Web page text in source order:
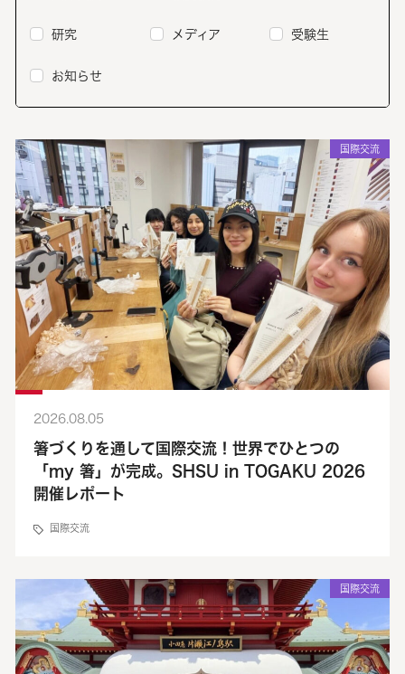
研究 メディア 受験生
お知らせ
国際交流
2026.08.05
箸づくりを通して国際交流！世界でひとつの
「my 箸」が完成。SHSU in TOGAKU 2026
開催レポート
国際交流
国際交流